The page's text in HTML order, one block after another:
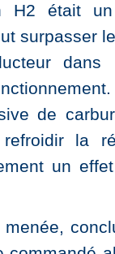
H2 était un
surpasser
dans
de
la
un